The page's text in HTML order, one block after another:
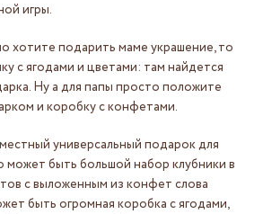
игры.
хотите подарить маме украшение, то
с ягодами и цветами: там найдется
Ну а для папы просто положите
и коробку с конфетами.
универсальный подарок для
может быть большой набор клубники в
с выложенным из конфет слова
быть огромная коробка с ягодами,